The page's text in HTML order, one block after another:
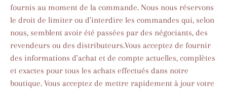
fournis au moment de la commande. Nous nous réservons
le droit de limiter ou d'interdire les commandes qui, selon
nous, semblent avoir été passées par des négociants, des
revendeurs ou des distributeurs.Vous acceptez de fournir
des informations d'achat et de compte actuelles, complètes
et exactes pour tous les achats effectués dans notre
boutique. Vous acceptez de mettre rapidement à jour votre